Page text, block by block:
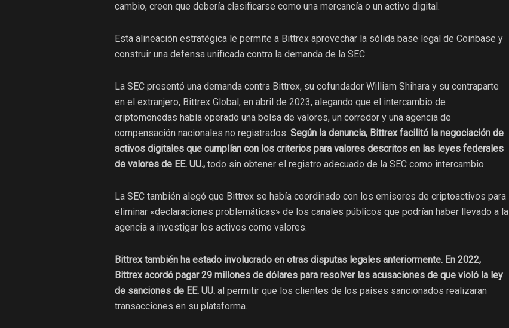
cambio, creen que debería clasificarse como una mercancía o un activo digital.
Esta alineación estratégica le permite a Bittrex aprovechar la sólida base legal de Coinbase y
construir una defensa unificada contra la demanda de la SEC.
La SEC presentó una demanda contra Bittrex, su cofundador William Shihara y su contraparte
en el extranjero, Bittrex Global, en abril de 2023, alegando que el intercambio de
criptomonedas había operado una bolsa de valores, un corredor y una agencia de
compensación nacionales no registrados. Según la denuncia, Bittrex facilitó la negociación de
activos digitales que cumplían con los criterios para valores descritos en las leyes federales
de valores de EE. UU., todo sin obtener el registro adecuado de la SEC como intercambio.
La SEC también alegó que Bittrex se había coordinado con los emisores de criptoactivos para
eliminar «declaraciones problemáticas» de los canales públicos que podrían haber llevado a la
agencia a investigar los activos como valores.
Bittrex también ha estado involucrado en otras disputas legales anteriormente. En 2022,
Bittrex acordó pagar 29 millones de dólares para resolver las acusaciones de que violó la ley
de sanciones de EE. UU. al permitir que los clientes de los países sancionados realizaran
transacciones en su plataforma.